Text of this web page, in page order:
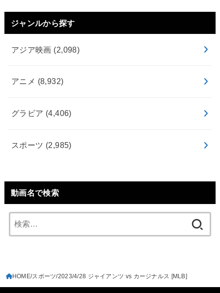
ジャンルから探す
アジア映画 (2,098)
アニメ (8,932)
グラビア (4,406)
スポーツ (2,985)
動画名で検索
索:
HOME スポーツ 2023/4/28 ジャイアンツ vs カージナルス [MLB]